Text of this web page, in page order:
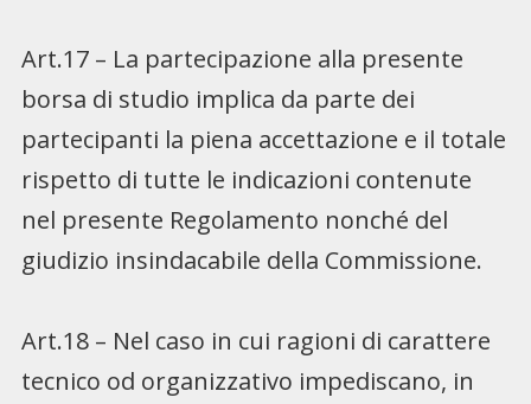
Art.17 – La partecipazione alla presente
borsa di studio implica da parte dei
partecipanti la piena accettazione e il totale
rispetto di tutte le indicazioni contenute
nel presente Regolamento nonché del
giudizio insindacabile della Commissione.
Art.18 – Nel caso in cui ragioni di carattere
tecnico od organizzativo impediscano, in